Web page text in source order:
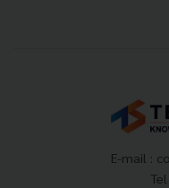
E-mail :